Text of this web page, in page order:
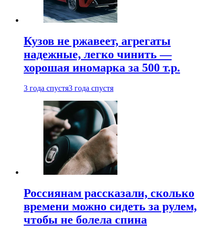
Кузов не ржавеет, агрегаты
надежные, легко чинить —
хорошая иномарка за 500 т.р.
3 года спустя3 года спустя
Россиянам рассказали, сколько
времени можно сидеть за рулем,
чтобы не болела спина